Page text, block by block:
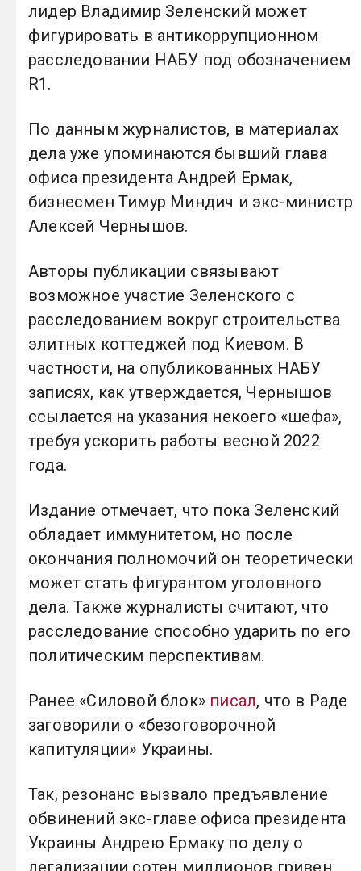
лидер Владимир Зеленский может
фигурировать в антикоррупционном
расследовании НАБУ под обозначением
R1.
По данным журналистов, в материалах
дела уже упоминаются бывший глава
офиса президента Андрей Ермак,
бизнесмен Тимур Миндич и экс-министр
Алексей Чернышов.
Авторы публикации связывают
возможное участие Зеленского с
расследованием вокруг строительства
элитных коттеджей под Киевом. В
частности, на опубликованных НАБУ
записях, как утверждается, Чернышов
ссылается на указания некоего «шефа»,
требуя ускорить работы весной 2022
года.
Издание отмечает, что пока Зеленский
обладает иммунитетом, но после
окончания полномочий он теоретически
может стать фигурантом уголовного
дела. Также журналисты считают, что
расследование способно ударить по его
политическим перспективам.
Ранее «Силовой блок» писал, что в Раде
заговорили о «безоговорочной
капитуляции» Украины.
Так, резонанс вызвало предъявление
обвинений экс-главе офиса президента
Украины Андрею Ермаку по делу о